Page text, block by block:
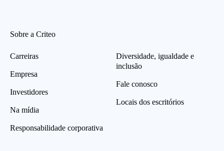
Sobre a Criteo
Carreiras
Empresa
Investidores
Na mídia
Responsabilidade corporativa
Diversidade, igualdade e
inclusão
Fale conosco
Locais dos escritórios